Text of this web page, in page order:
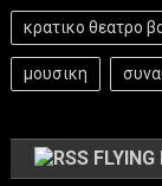
κρατικο θεατρο
μουσικη
FLYING